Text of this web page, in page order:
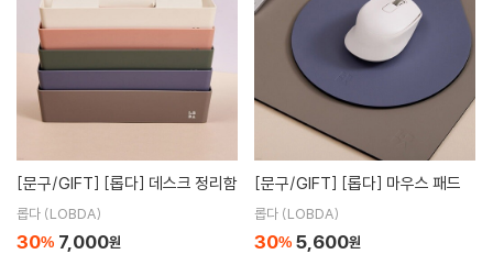
[문구/GIFT] [롭다] 데스크 정리함
롭다 (LOBDA)
30% 7,000원
[문구/GIFT] [롭다] 마우스 패드
롭다 (LOBDA)
30% 5,600원